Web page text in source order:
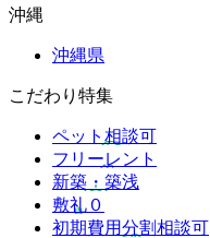
沖縄
沖縄県
こだわり特集
ペット相談可
フリーレント
新築・築浅
敷礼０
初期費用分割相談可